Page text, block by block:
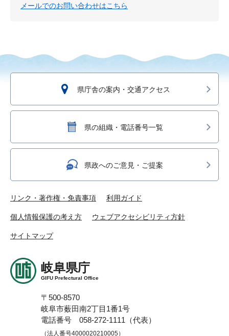
メールでのお問い合わせはこちら
県庁舎の案内・交通アクセス
県の組織・電話番号一覧
県政へのご意見・ご提案
リンク・著作権・免責事項 利用ガイド
個人情報保護の考え方 ウェブアクセシビリティ方針
サイトマップ
岐阜県庁
GIFU Prefectural Office
〒500-8570
岐阜市薮田南2丁目1番1号
電話番号 058-272-1111（代表）
（法人番号4000020210005）